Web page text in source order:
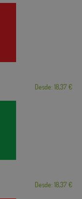
Desde: 18,37 €
Desde: 18,37 €